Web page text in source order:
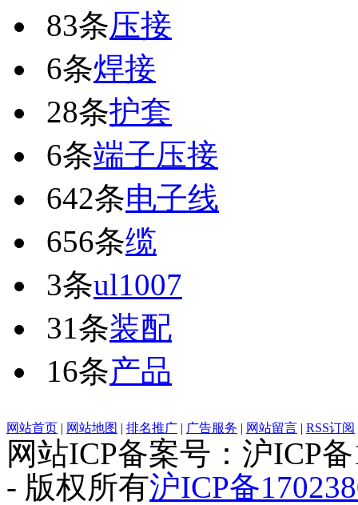
83条压接
6条焊接
28条护套
6条端子压接
642条电子线
656条缆
3条ul1007
31条装配
16条产品
网站首页 | 网站地图 | 排名推广 | 广告服务 | 网站留言 | RSS订阅
网站ICP备案号：沪ICP
- 版权所有沪ICP备